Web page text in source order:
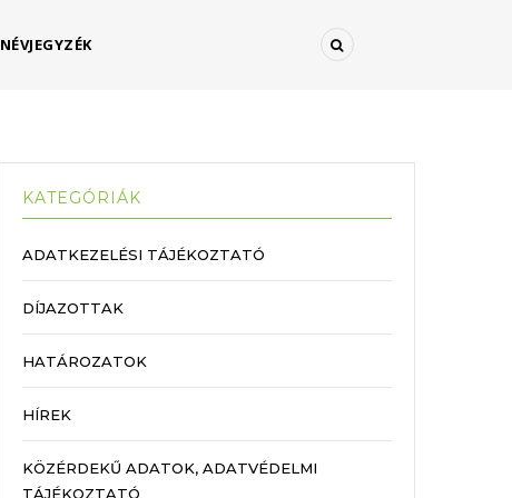
NÉVJEGYZÉK
KATEGÓRIÁK
ADATKEZELÉSI TÁJÉKOZTATÓ
DÍJAZOTTAK
HATÁROZATOK
HÍREK
KÖZÉRDEKŰ ADATOK, ADATVÉDELMI
TÁJÉKOZTATÓ